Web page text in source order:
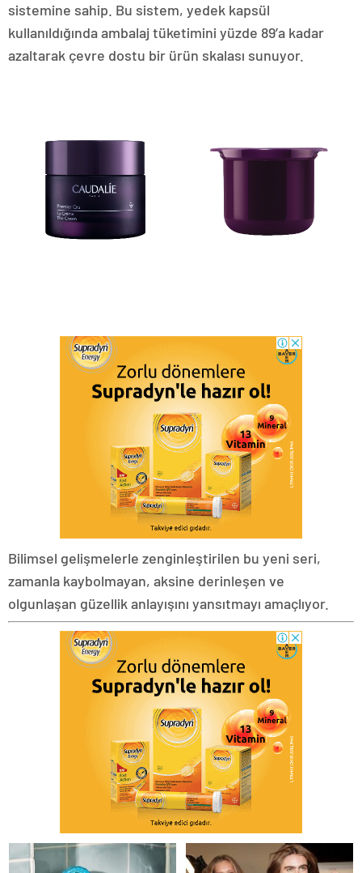
sistemine sahip. Bu sistem, yedek kapsül
kullanıldığında ambalaj tüketimini yüzde 89’a kadar
azaltarak çevre dostu bir ürün skalası sunuyor.
Bilimsel gelişmelerle zenginleştirilen bu yeni seri,
zamanla kaybolmayan, aksine derinleşen ve
olgunlaşan güzellik anlayışını yansıtmayı amaçlıyor.